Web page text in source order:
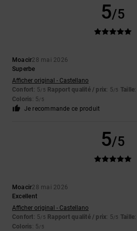
5/5
Moacir28 mai 2026
Superbe
Afficher original - Castellano
Confort: 5/5 Rapport qualité / prix: 5/5 Taille
Coloris: 5/5
Je recommande ce produit
5/5
Moacir28 mai 2026
Excellent
Afficher original - Castellano
Confort: 5/5 Rapport qualité / prix: 5/5 Taille
Coloris: 5/5